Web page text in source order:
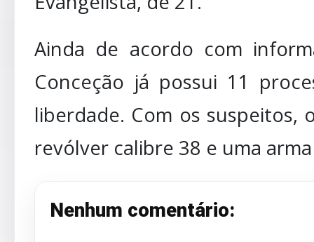
Ainda de acordo com
Conceção já possui 11
liberdade. Com os suspeitos,
revólver calibre 38 e uma
Nenhum comentário: